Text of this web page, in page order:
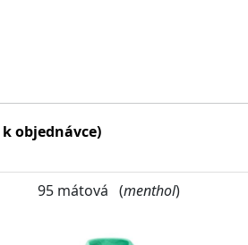
objednávce)
95 mátová (menthol)